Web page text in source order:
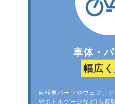
車体・
幅広
自転車パーツやウェア、
やボトルゲージなど)も買